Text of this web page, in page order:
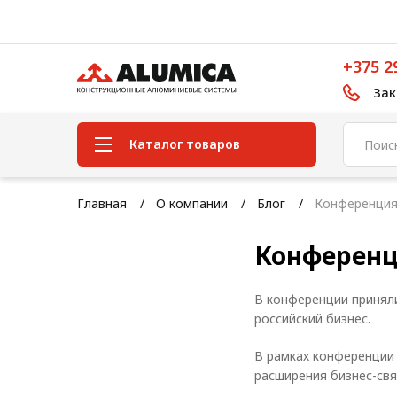
+375
Каталог товаров
Система конструкционного
Конструкционная трубная
Модульная трубная система
Главная О компании Блог
В конференции
российский бизнес.
В рамках
расширения бизнес-